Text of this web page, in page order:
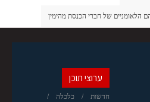
הלאומניים של חברי הכנסת מהימין
ערוצי תוכן
חדשות כלכלה